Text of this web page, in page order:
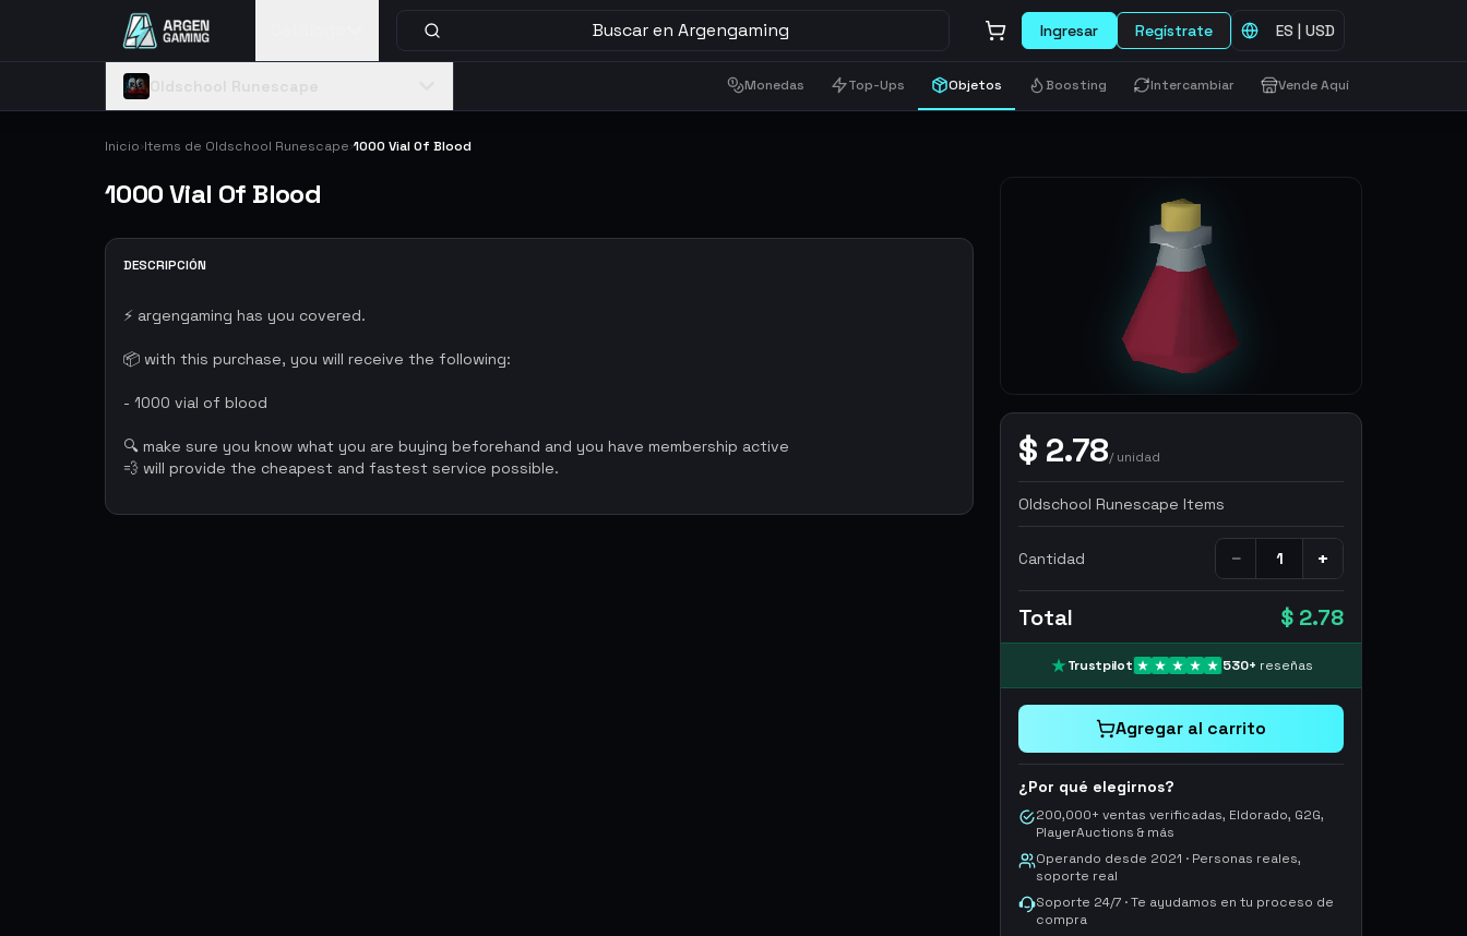
Buscar en Argengaming Ingresar Regístrate ES | USD
Monedas Top-Ups Objetos Boosting Intercambiar Vende Aquí
Inicio›Items de Oldschool Runescape›1000 Vial Of Blood
1000 Vial Of Blood
$ 2.78/unidad
Oldschool Runescape Items
Cantidad − +
Total $ 2.78
Trustpilot 530+ reseñas
Agregar al carrito
¿Por qué elegirnos?
200,000+ ventas verificadas, Eldorado, G2G,
PlayerAuctions & más
Operando desde 2021 · Personas reales,
soporte real
Soporte 24/7 · Te ayudamos en tu proceso de
compra
DESCRIPCIÓN
⚡ argengaming has you covered.
📦 with this purchase, you will receive the following:
- 1000 vial of blood
🔍 make sure you know what you are buying beforehand and you have membership active
💨 will provide the cheapest and fastest service possible.